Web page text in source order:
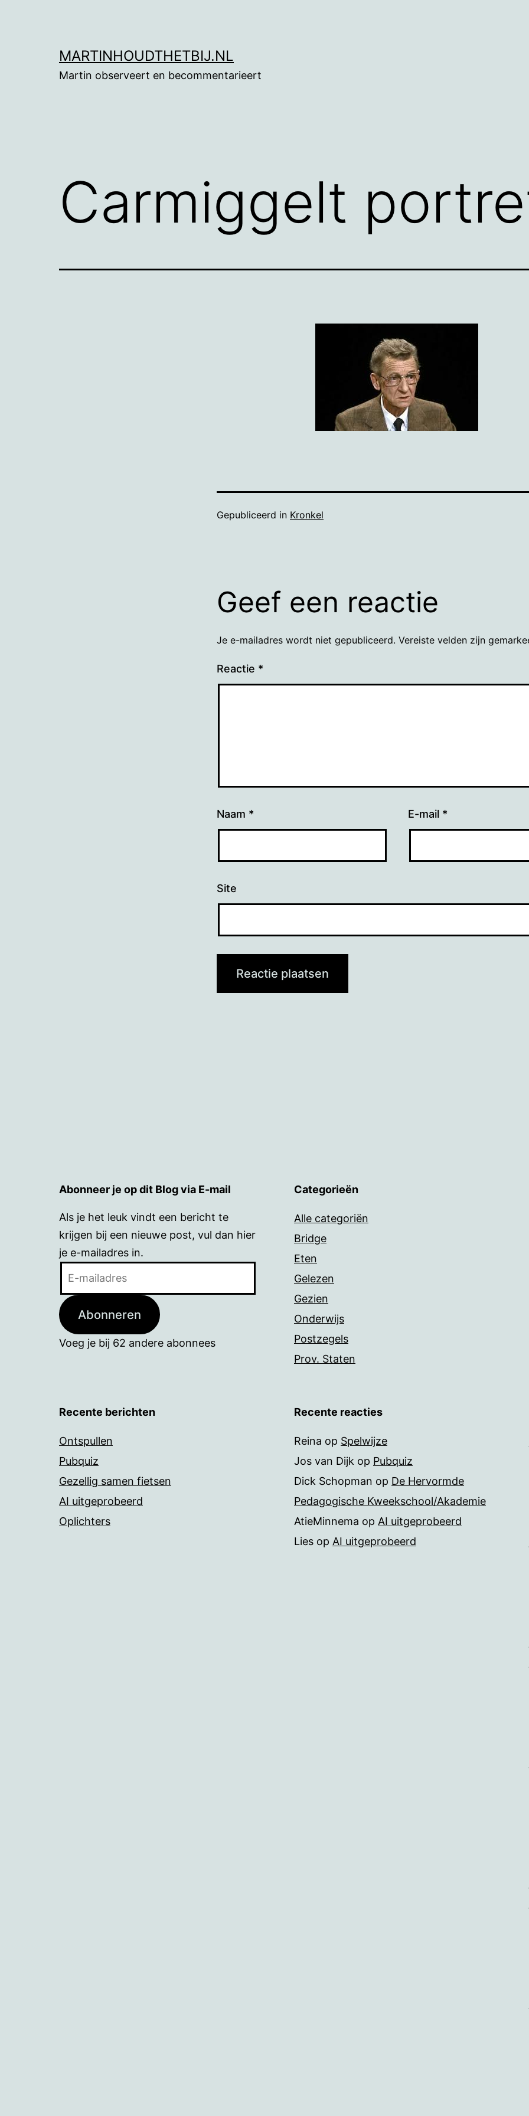
MARTINHOUDTHETBIJ.NL
Martin observeert en becommentarieert
Carmiggelt
Gepubliceerd in Kronkel
Geef een reactie
Je e-mailadres wordt niet gepubliceerd. Vereiste velden zijn
Reactie *
Naam * E-mail *
Site
Abonneer je op dit Blog via E-mail
Als je het leuk vindt een bericht te
krijgen bij een nieuwe post, vul dan hier
je e-mailadres in.
Abonneren
Voeg je bij 62 andere abonnees
Categorieën
Alle categoriën
Bridge
Eten
Gelezen
Gezien
Onderwijs
Postzegels
Prov. Staten
Recente berichten
Ontspullen
Pubquiz
Gezellig samen fietsen
AI uitgeprobeerd
Oplichters
Recente reacties
Reina op Spelwijze
Jos van Dijk op Pubquiz
Dick Schopman op De Hervormde
Pedagogische Kweekschool/Akademie
AtieMinnema op AI uitgeprobeerd
Lies op AI uitgeprobeerd